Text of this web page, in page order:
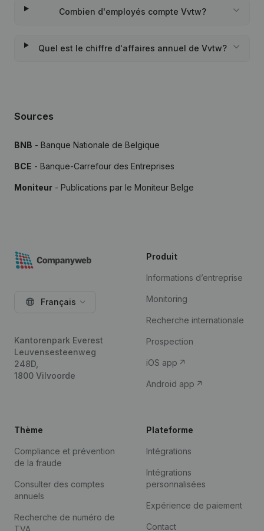
Combien d'employés compte Vvtw?
Quel est le chiffre d'affaires annuel de Vvtw?
Sources
BNB - Banque Nationale de Belgique
BCE - Banque-Carrefour des Entreprises
Moniteur - Publications par le Moniteur Belge
Français
Kantorenpark Everest
Leuvensesteenweg
248D,
1800 Vilvoorde
Produit
Informations d’entreprise
Monitoring
Recherche internationale
Prospection
iOS app
Android app
Thème
Compliance et prévention
de la fraude
Consulter des comptes
annuels
Recherche de numéro de
TVA
Plateforme
Intégrations
Intégrations
personnalisées
Expérience de paiement
Contact